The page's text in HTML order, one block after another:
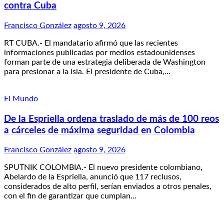
contra Cuba
Francisco González agosto 9, 2026
RT CUBA.- El mandatario afirmó que las recientes
informaciones publicadas por medios estadounidenses
forman parte de una estrategia deliberada de Washington
para presionar a la isla. El presidente de Cuba,…
El Mundo
De la Espriella ordena traslado de más de 100 reos
a cárceles de máxima seguridad en Colombia
Francisco González agosto 9, 2026
SPUTNIK COLOMBIA.- El nuevo presidente colombiano,
Abelardo de la Espriella, anunció que 117 reclusos,
considerados de alto perfil, serían enviados a otros penales,
con el fin de garantizar que cumplan…